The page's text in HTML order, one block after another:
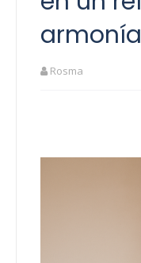
armonía
Rosma